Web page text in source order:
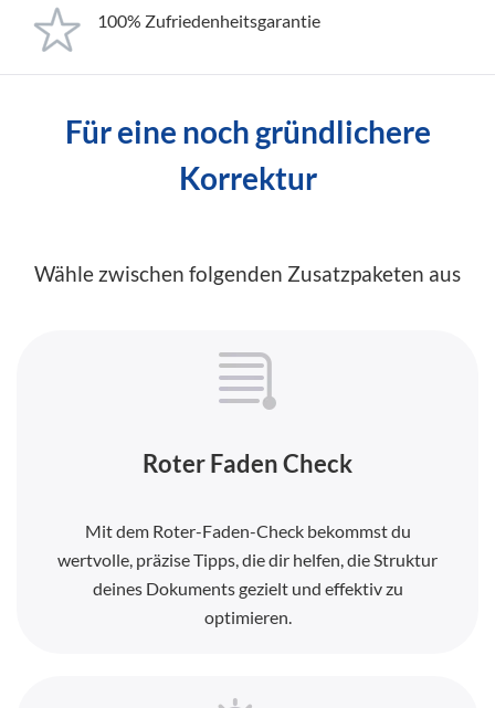
100% Zufriedenheitsgarantie
Für eine noch gründlichere
Korrektur
Wähle zwischen folgenden Zusatzpaketen aus
Roter Faden Check
Mit dem Roter-Faden-Check bekommst du
wertvolle, präzise Tipps, die dir helfen, die Struktur
deines Dokuments gezielt und effektiv zu
optimieren.